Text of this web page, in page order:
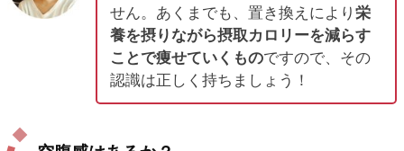
せん。あくまでも、置き換えにより 栄
養を摂りながら摂取カロリーを減らす
ことで痩せていくものですので、その
認識は正しく持ちましょう！